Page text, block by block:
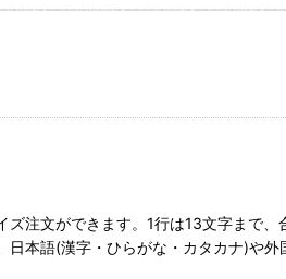
注文ができます。1行は13文字まで
本語(漢字・ひらがな・カタカナ)や外